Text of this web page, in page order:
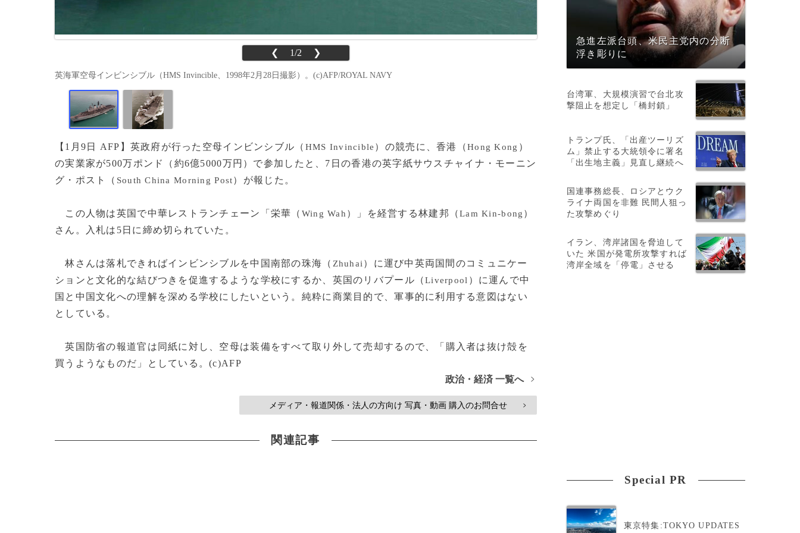
❮ 1/2 ❯
英海軍空母インビンシブル（HMS Invincible、1998年2月28日撮影）。(c)AFP/ROYAL NAVY
【1月9日 AFP】英政府が行った空母インビンシブル（ HMS Invincible ）の競売に、香港（Hong Kong ）
の実業家が500万ポンド（約6億5000万円）で参加したと、7日の香港の英字紙サウスチャイナ・モーニン
グ・ポスト（ South China Morning Post）が報じた。
この人物は英国で中華レストランチェーン「栄華（ Wing Wah ）」を経営する林建邦（Lam Kin-bong ）
さん。入札は5日に締め切られていた。
林さんは落札できればインビンシブルを中国南部の珠海（ Zhuhai ）に運び中英両国間のコミュニケー
ションと文化的な結びつきを促進するような学校にするか、英国のリバプール（Liverpool ）に運んで中
国と中国文化への理解を深める学校にしたいという。純粋に商業目的で、軍事的に利用する意図はない
としている。
英国防省の報道官は同紙に対し、空母は装備をすべて取り外して売却するので、「購入者は抜け殻を
買うようなものだ」としている。(c)AFP
政治・経済 一覧へ
>
メディア・報道関係・法人の方向け 写真・動画 購入のお問合せ >
関連記事
急進左派台頭、米民主党内の分断
浮き彫りに
台湾軍、大規模演習で台北攻
撃阻止を想定し「橋封鎖」
トランプ氏、「出産ツーリズ
ム」禁止する大統領令に署名
「出生地主義」見直し継続へ
国連事務総長、ロシアとウク
ライナ両国を非難 民間人狙っ
た攻撃めぐり
イラン、湾岸諸国を脅迫して
いた 米国が発電所攻撃すれば
湾岸全域を「停電」させる
Special PR
東京特集:TOKYO UPDATES